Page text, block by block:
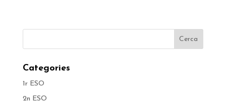
Categories
1r ESO
2n ESO